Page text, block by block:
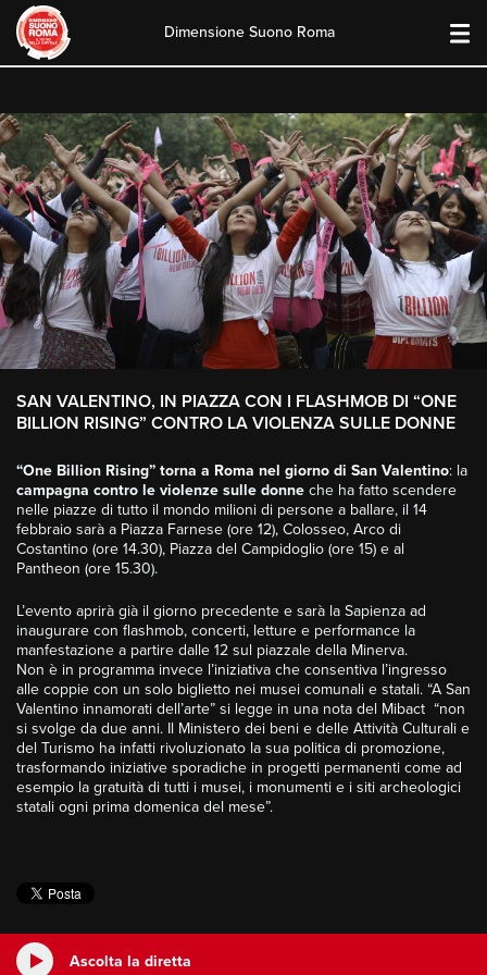
Ascolta la diretta
content
Dimensione Suono Roma
SAN VALENTINO, IN PIAZZA CON I FLASHMOB DI “ONE
BILLION RISING” CONTRO LA VIOLENZA SULLE DONNE
“One Billion Rising” torna a Roma nel giorno di San Valentino: la
campagna contro le violenze sulle donne che ha fatto scendere
nelle piazze di tutto il mondo milioni di persone a ballare, il 14
febbraio sarà a Piazza Farnese (ore 12), Colosseo, Arco di
Costantino (ore 14.30), Piazza del Campidoglio (ore 15) e al
Pantheon (ore 15.30).
L’evento aprirà già il giorno precedente e sarà la Sapienza ad
inaugurare con flashmob, concerti, letture e performance la
manfestazione a partire dalle 12 sul piazzale della Minerva.
Non è in programma invece l’iniziativa che consentiva l’ingresso
alle coppie con un solo biglietto nei musei comunali e statali. “A San
Valentino innamorati dell’arte” si legge in una nota del Mibact “non
si svolge da due anni. Il Ministero dei beni e delle Attività Culturali e
del Turismo ha infatti rivoluzionato la sua politica di promozione,
trasformando iniziative sporadiche in progetti permanenti come ad
esempio la gratuità di tutti i musei, i monumenti e i siti archeologici
statali ogni prima domenica del mese”.